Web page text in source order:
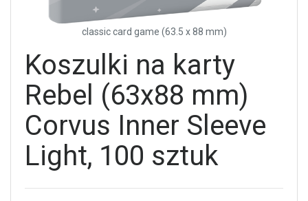
classic card game (63.5 x 88 mm)
Koszulki na karty
Rebel (63x88 mm)
Corvus Inner Sleeve
Light, 100 sztuk